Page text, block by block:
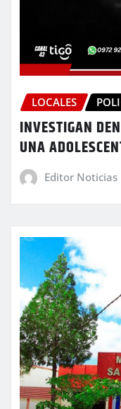
LOCALES
INVESTIGAN
UNA
Editor Noticias